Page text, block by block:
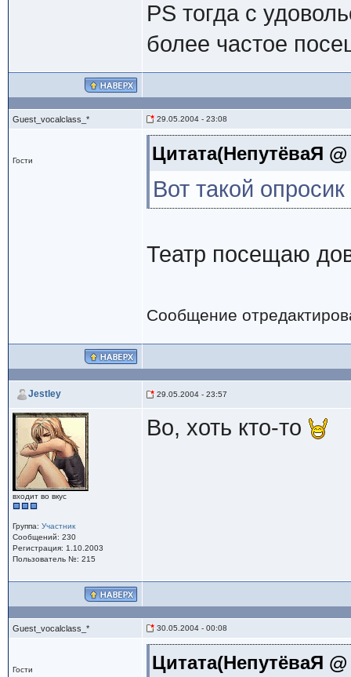
PS тогда с
более частое
Guest_vocalclass_* 29.05.2004 - 23:08
Гости Цитата(НепутёваЯ @
Вот такой опросик
Театр посещаю
Сообщение
Jestley 29.05.2004 - 23:57
входит во вкус
Группа: Участник
Сообщений: 230
Регистрация: 1.10.2003
Пользователь №: 215
Во, хоть кто-то
Guest_vocalclass_* 30.05.2004 - 00:08
Гости Цитата(НепутёваЯ @